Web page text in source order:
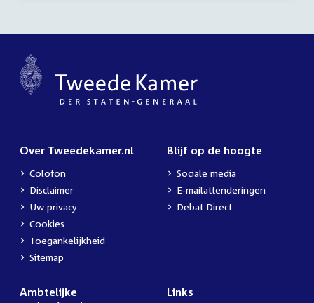
Over Tweedekamer.nl
Colofon
Disclaimer
Uw privacy
Cookies
Toegankelijkheid
Sitemap
Blijf op de hoogte
Sociale media
E-mailattenderingen
Debat Direct
Ambtelijke
Links